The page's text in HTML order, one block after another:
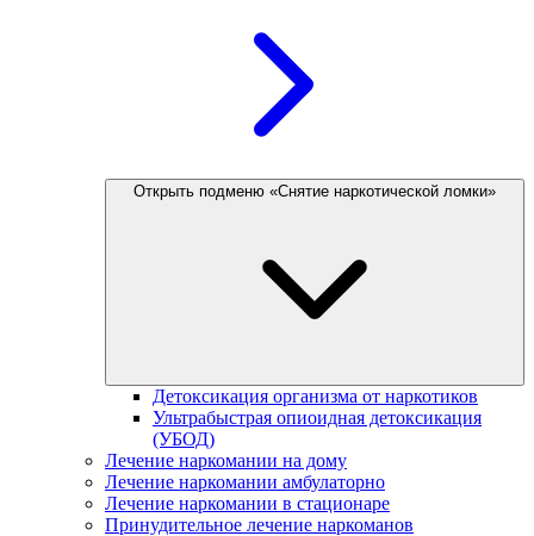
Открыть подменю «Снятие наркотической ломки»
Детоксикация организма от наркотиков
Ультрабыстрая опиоидная детоксикация
(УБОД)
Лечение наркомании на дому
Лечение наркомании амбулаторно
Лечение наркомании в стационаре
Принудительное лечение наркоманов